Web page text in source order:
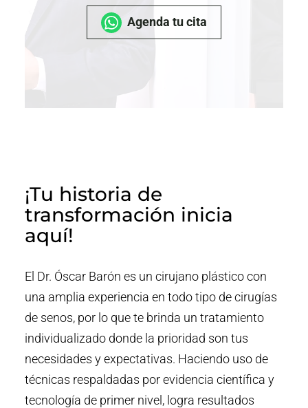
Agenda tu cita
¡Tu historia de
transformación inicia
aquí!
El Dr. Óscar Barón es un cirujano plástico con
una amplia experiencia en todo tipo de cirugías
de senos, por lo que te brinda un tratamiento
individualizado donde la prioridad son tus
necesidades y expectativas. Haciendo uso de
técnicas respaldadas por evidencia científica y
tecnología de primer nivel, logra resultados